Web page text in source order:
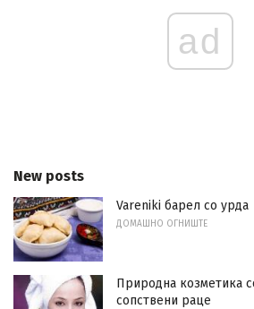
ad
New posts
Vareniki барел со урда
ДОМАШНО ОГНИШТЕ
Природна козметика
сопствени раце